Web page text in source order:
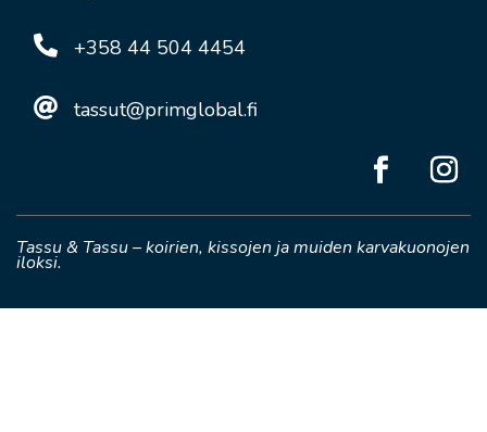
 +358 44 504 4454
 tassut@primglobal.fi
Tassu & Tassu – koirien, kissojen ja muiden karvakuonojen
iloksi.